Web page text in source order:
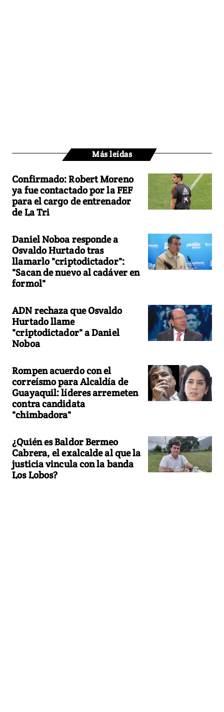
Más leídas
Confirmado: Robert Moreno
ya fue contactado por la FEF
para el cargo de entrenador
de La Tri
Daniel Noboa responde a
Osvaldo Hurtado tras
llamarlo "criptodictador":
"Sacan de nuevo al cadáver en
formol"
ADN rechaza que Osvaldo
Hurtado llame
"criptodictador" a Daniel
Noboa
Rompen acuerdo con el
correísmo para Alcaldía de
Guayaquil: líderes arremeten
contra candidata
"chimbadora"
¿Quién es Baldor Bermeo
Cabrera, el exalcalde al que la
justicia vincula con la banda
Los Lobos?